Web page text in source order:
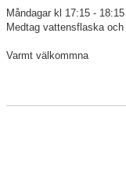
Dokument
Kontakt
Måndagar kl 17:15 -
Medtag vattensflaska och
Varmt välkommna